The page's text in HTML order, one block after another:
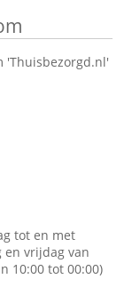
'Thuisbezorgd.nl'
tot en met
en vrijdag van
10:00 tot 00:00)